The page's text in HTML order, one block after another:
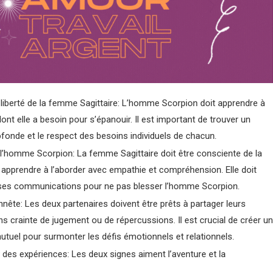
de la femme Sagittaire: L’homme Scorpion doit apprendre à
elle a besoin pour s’épanouir. Il est important de trouver un
et le respect des besoins individuels de chacun.
Scorpion: La femme Sagittaire doit être consciente de la
à l’aborder avec empathie et compréhension. Elle doit
communications pour ne pas blesser l’homme Scorpion.
Les deux partenaires doivent être prêts à partager leurs
crainte de jugement ou de répercussions. Il est crucial de créer un
pour surmonter les défis émotionnels et relationnels.
expériences: Les deux signes aiment l’aventure et la